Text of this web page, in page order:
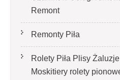
Remont
Remonty Piła
Rolety Piła Plisy
Moskitiery rolety